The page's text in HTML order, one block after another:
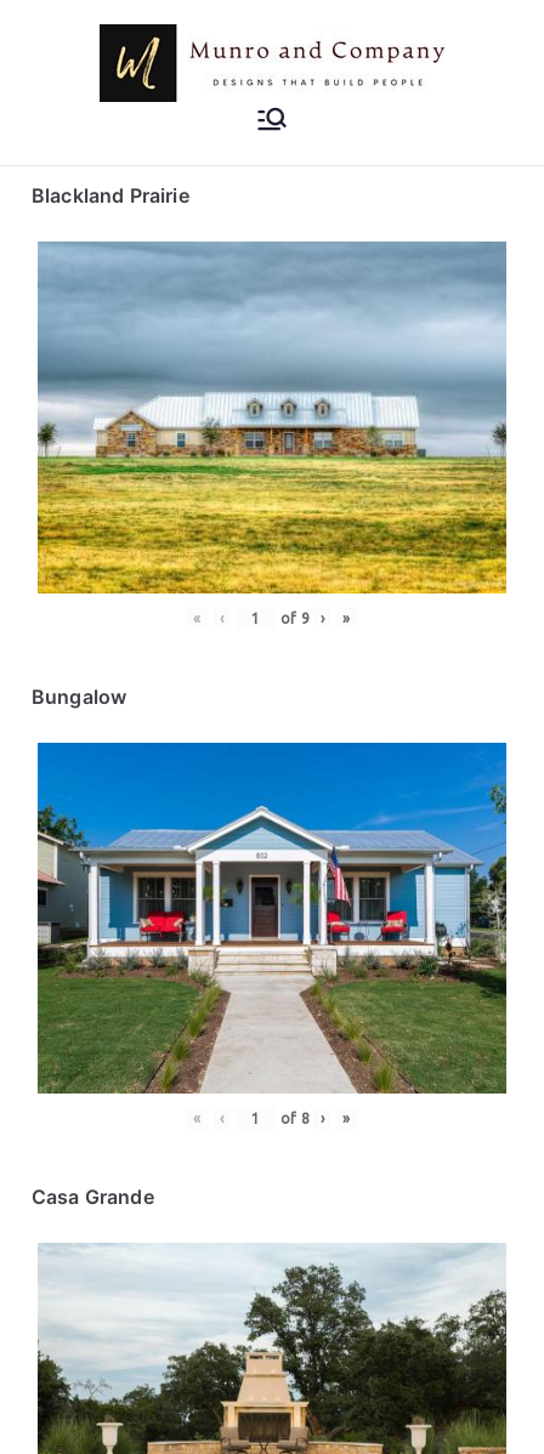
Munro and
Designs that Build People
Blackland Prairie
« ‹ of 9 › »
Bungalow
« ‹ of 8 › »
Casa Grande